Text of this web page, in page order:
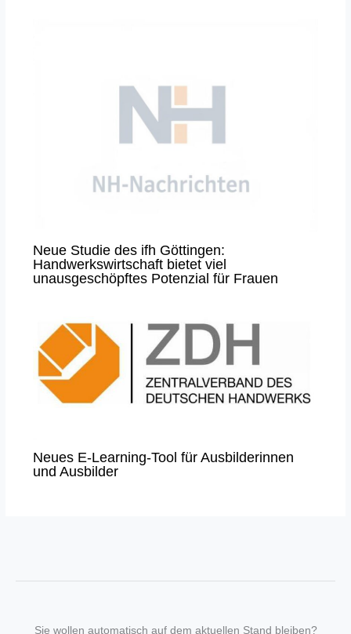
Neue Studie des ifh Göttingen:
Handwerkswirtschaft bietet viel
unausgeschöpftes Potenzial für Frauen
Neues E-Learning-Tool für Ausbilderinnen
und Ausbilder
Sie wollen automatisch auf dem aktuellen Stand bleiben?